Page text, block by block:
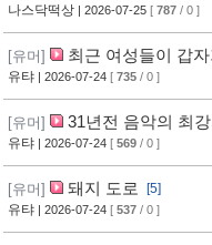
임기응변 수준 ㄷㄷ
나스닥떡상 | 2026-07-25 [ 787 / 0 ]
[유머] 최근 여성들이 갑
유탸 | 2026-07-24 [ 735 / 0 ]
[유머] 31년전 음악의 최
유탸 | 2026-07-24 [ 569 / 0 ]
[유머] 돼지 도로
[5]
유탸 | 2026-07-24 [ 537 / 0 ]